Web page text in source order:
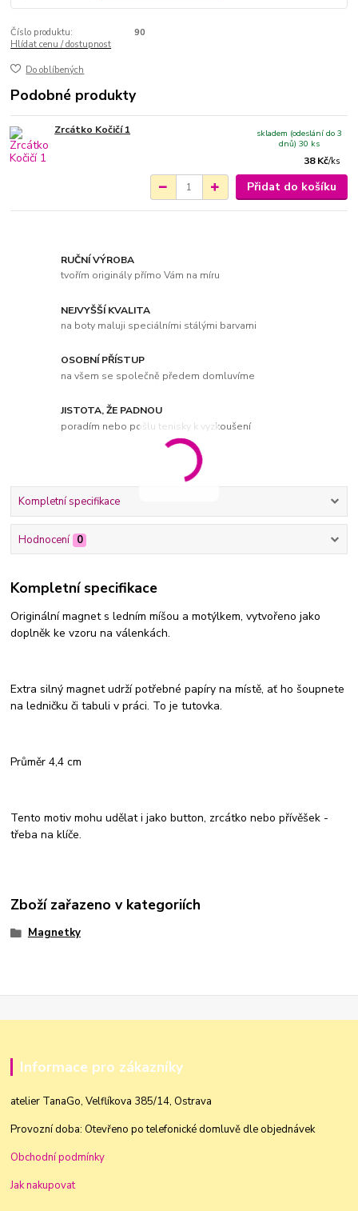
Číslo produktu:
90
Hlídat cenu / dostupnost
Do oblíbených
Podobné produkty
Zrcátko Kočičí 1
38 Kč/ks
skladem (odeslání do 3
dnů) 30 ks
Přidat do košíku
RUČNÍ VÝROBA
tvořím originály přímo Vám na míru
NEJVYŠŠÍ KVALITA
na boty maluji speciálními stálými barvami
OSOBNÍ PŘÍSTUP
na všem se společně předem domluvíme
JISTOTA, ŽE PADNOU
poradím nebo pošlu tenisky k vyzkoušení
Kompletní specifikace
Hodnocení 0
Kompletní specifikace
Originální magnet s ledním míšou a motýlkem, vytvořeno jako
doplněk ke vzoru na válenkách.
Extra silný magnet udrží potřebné papíry na místě, ať ho šoupnete
na ledničku či tabuli v práci. To je tutovka.
Průměr 4,4 cm
Tento motiv mohu udělat i jako button, zrcátko nebo přívěšek -
třeba na klíče.
Zboží zařazeno v kategoriích
Magnetky
Informace pro zákazníky
atelier TanaGo, Velflíkova 385/14, Ostrava
Provozní doba: Otevřeno po telefonické domluvě dle objednávek
Obchodní podmínky
Jak nakupovat